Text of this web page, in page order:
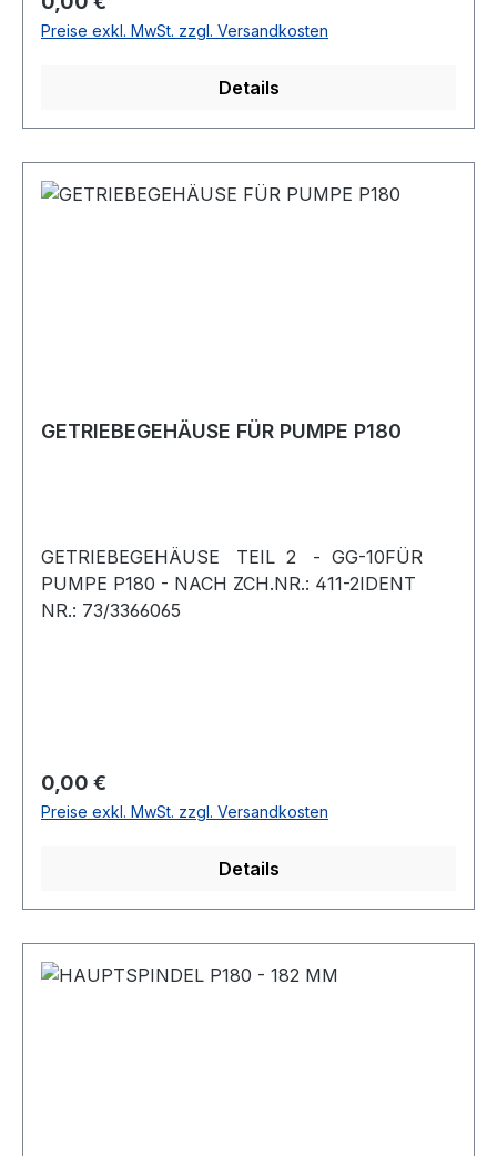
Preise exkl. MwSt. zzgl. Versandkosten
Details
GETRIEBEGEHÄUSE FÜR PUMPE P180
GETRIEBEGEHÄUSE TEIL 2 - GG-10FÜR
PUMPE P180 - NACH ZCH.NR.: 411-2IDENT
NR.: 73/3366065
Regulärer Preis:
0,00 €
Preise exkl. MwSt. zzgl. Versandkosten
Details